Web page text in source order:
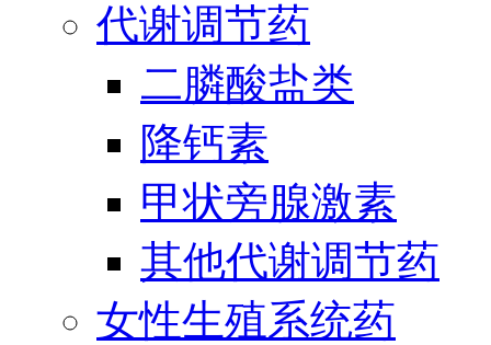
代谢调节药
二膦酸盐类
降钙素
甲状旁腺激素
其他代谢调节药
女性生殖系统药